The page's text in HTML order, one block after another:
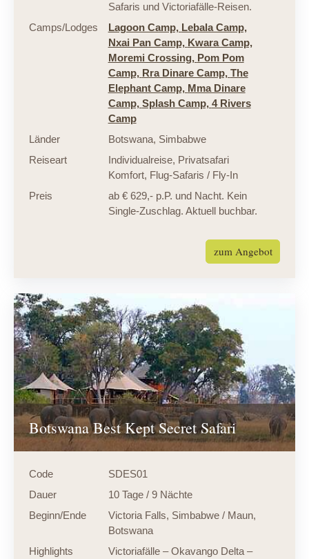
Safaris und Victoriafälle-Reisen.
Camps/Lodges
Lagoon Camp, Lebala Camp,
Nxai Pan Camp, Kwara Camp,
Moremi Crossing, Pom Pom
Camp, Rra Dinare Camp, The
Elephant Camp, Mma Dinare
Camp, Splash Camp, 4 Rivers
Camp
Länder
Botswana, Simbabwe
Reiseart
Individualreise, Privatsafari
Komfort, Flug-Safaris / Fly-In
Preis
ab € 629,- p.P. und Nacht. Kein
Single-Zuschlag. Aktuell buchbar.
zum Angebot
Botswana Best Kept Secret Safari
Code
SDES01
Dauer
10 Tage / 9 Nächte
Beginn/Ende
Victoria Falls, Simbabwe / Maun,
Botswana
Highlights
Victoriafälle – Okavango Delta –